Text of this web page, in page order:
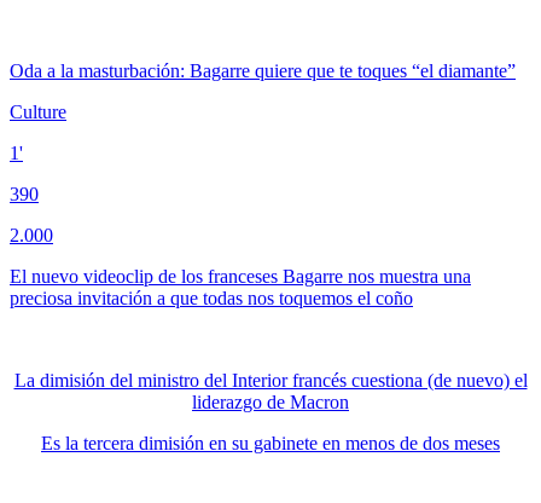
Oda a la masturbación: Bagarre quiere que te toques “el diamante”
Culture
1'
390
2.000
El nuevo videoclip de los franceses Bagarre nos muestra una
preciosa invitación a que todas nos toquemos el coño
La dimisión del ministro del Interior francés cuestiona (de nuevo) el
liderazgo de Macron
Es la tercera dimisión en su gabinete en menos de dos meses